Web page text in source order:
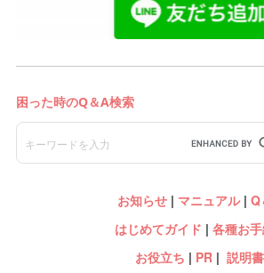
お知らせ| マニュアル| Q
はじめてガイド | 各種お
お役立ち | PR| 説明書